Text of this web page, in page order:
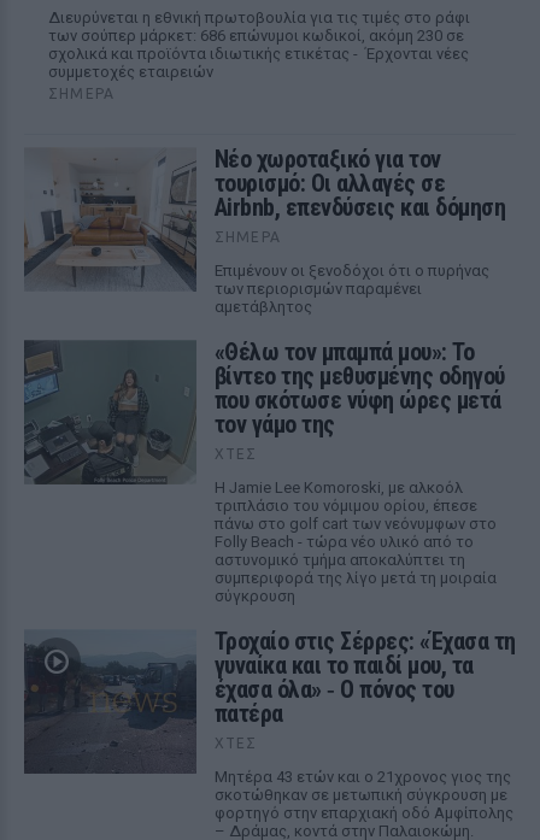
Διευρύνεται η εθνική πρωτοβουλία για τις τιμές στο ράφι
των σούπερ μάρκετ: 686 επώνυμοι κωδικοί, ακόμη 230 σε
σχολικά και προϊόντα ιδιωτικής ετικέτας - Έρχονται νέες
συμμετοχές εταιρειών
ΣΉΜΕΡΑ
Νέο χωροταξικό για τον
τουρισμό: Οι αλλαγές σε
Airbnb, επενδύσεις και δόμηση
ΣΉΜΕΡΑ
Επιμένουν οι ξενοδόχοι ότι ο πυρήνας
των περιορισμών παραμένει
αμετάβλητος
«Θέλω τον μπαμπά μου»: Το
βίντεο της μεθυσμένης οδηγού
που σκότωσε νύφη ώρες μετά
τον γάμο της
ΧΤΕΣ
Η Jamie Lee Komoroski, με αλκοόλ
τριπλάσιο του νόμιμου ορίου, έπεσε
πάνω στο golf cart των νεόνυμφων στο
Folly Beach - τώρα νέο υλικό από το
αστυνομικό τμήμα αποκαλύπτει τη
συμπεριφορά της λίγο μετά τη μοιραία
σύγκρουση
Τροχαίο στις Σέρρες: «Έχασα τη
γυναίκα και το παιδί μου, τα
έχασα όλα» ‑ Ο πόνος του
πατέρα
ΧΤΕΣ
Μητέρα 43 ετών και ο 21χρονος γιος της
σκοτώθηκαν σε μετωπική σύγκρουση με
φορτηγό στην επαρχιακή οδό Αμφίπολης
– Δράμας, κοντά στην Παλαιοκώμη.